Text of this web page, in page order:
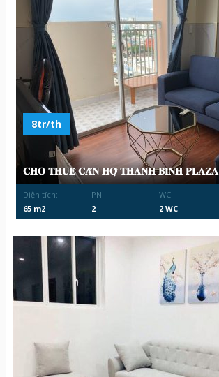
8tr/th
𝐂𝐇𝐎 𝐓𝐇𝐔𝐄̂ 𝐂𝐀̆𝐍 𝐇𝐎̣̂ 𝐓𝐇𝐀𝐍𝐇 𝐁𝐈̀𝐍𝐇 𝐏𝐋𝐀𝐙𝐀
Diện tích:
65 m2
PN:
2
WC:
2 WC